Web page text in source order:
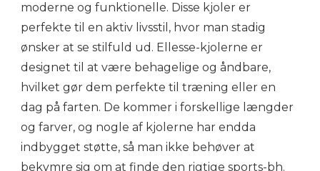
moderne og funktionelle. Disse kjoler er
perfekte til en aktiv livsstil, hvor man stadig
ønsker at se stilfuld ud. Ellesse-kjolerne er
designet til at være behagelige og åndbare,
hvilket gør dem perfekte til træning eller en
dag på farten. De kommer i forskellige længder
og farver, og nogle af kjolerne har endda
indbygget støtte, så man ikke behøver at
bekymre sig om at finde den rigtige sports-bh.